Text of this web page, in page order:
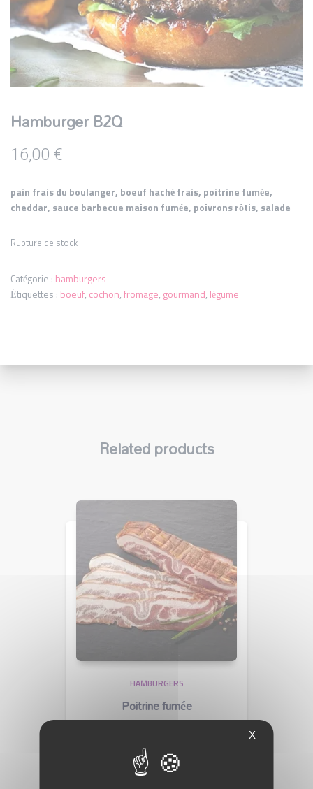
Hamburger B2Q
16,00 €
pain frais du boulanger, boeuf haché frais, poitrine fumée,
cheddar, sauce barbecue maison fumée, poivrons rôtis, salade
Rupture de stock
Catégorie : hamburgers
Étiquettes : boeuf, cochon, fromage, gourmand , légume
Related products
HAMBURGERS
Poitrine fumée
X